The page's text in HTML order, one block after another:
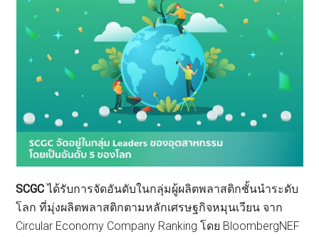
SCGCได้รับการจัดอันดับในกลุ่มผู้ผลิตพลาสติกชั้นนำระดับ
โลก ที่มุ่งผลิตพลาสติกตามหลักเศรษฐกิจหมุนเวียน จาก
Circular Economy Company Ranking โดย BloombergNEF